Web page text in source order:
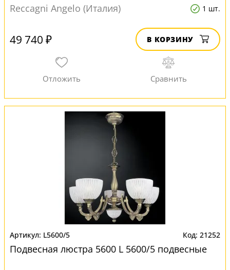
Reccagni Angelo (Италия) 1 шт.
49 740 ₽ В КОРЗИНУ
L5600/5 21252
Подвесная люстра 5600 L 5600/5 подвесные